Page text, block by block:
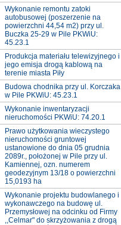
Wykonanie remontu zatoki
autobusowej (poszerzenie na
powierzchni 44,54 m2) przy ul.
Buczka 25-29 w Pile PKWiU:
45.23.1
Produkcja materiału telewizyjnego i
jego emisja drogą kablową na
terenie miasta Piły
Budowa chodnika przy ul. Korczaka
w Pile PKWiU: 45.23.1
Wykonanie inwentaryzacji
nieruchomości PKWiU: 74.20.1
Prawo użytkowania wieczystego
nieruchomości gruntowej
ustanowione do dnia 05 grudnia
2089r., położonej w Pile przy ul.
Kamiennej, ozn. numerem
geodezyjnym 13/18 o powierzchni
15,0193 ha
Wykonanie projektu budowlanego i
wykonawczego na budowę ul.
Przemysłowej na odcinku od Firmy
,,Celmar" do skrzyżowania z drogą